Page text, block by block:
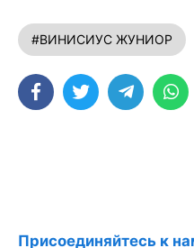
#ВИНИСИУС ЖУНИОР
Присоединяйтесь к